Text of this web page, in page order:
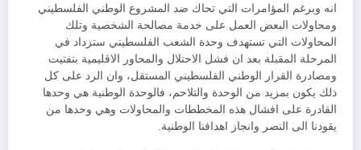
انه وبرغم المؤامرات التي تحاك ضد المشروع الوطني الفلسطيني
ومحاولات البعض العمل على خدمة مصالحة الشخصية وتلك
المحاولات التي تستهدف وحدة الشعب الفلسطيني ستزداد في
المرحلة المقبلة بعد ان فشل الاحتلال والمحاور الاقليمية بتفتيت
ومصادرة القرار الوطني الفلسطيني المستقل، وان الرد على كل
ذلك يكون بمزيد من الوحدة والتلاحم، فالوحدة الوطنية هي وحدها
القادرة على افشال هذه المخططات والمحاولات وهي وحدها من
يقودنا الى النصر وانجاز اهدافنا الوطنية.